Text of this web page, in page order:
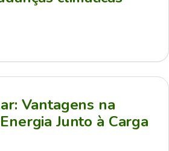
Vantagens na
Junto à Carga